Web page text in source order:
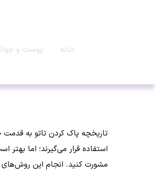
خانه پوست و
تاریخچه پاک کردن تاتو به قدمت
استفاده قرار می‌گیرند؛ اما
مشورت کنید. انجام این روش‌های